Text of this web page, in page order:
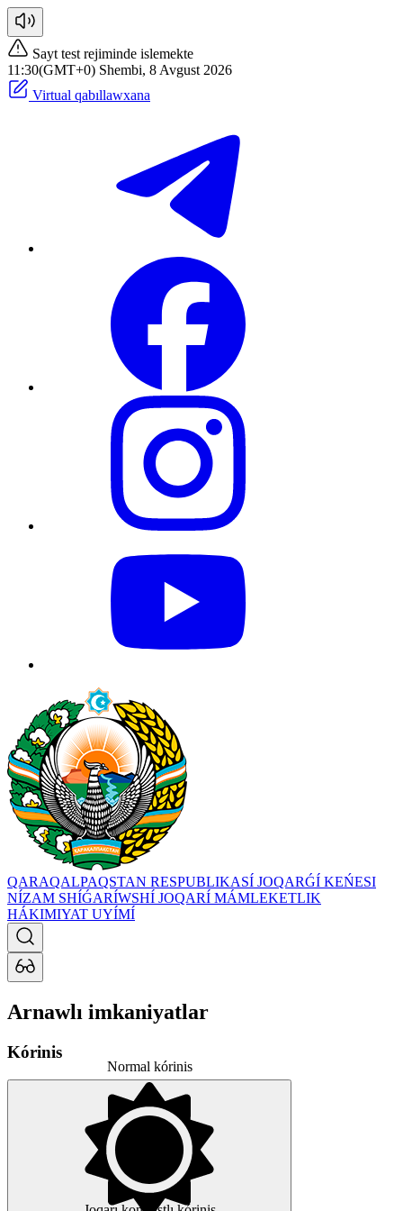
Sayt test rejiminde islemekte
11:30(GMT+0) Shembi, 8 Avgust 2026
Virtual qabıllawxana
QARAQALPAQSTAN RESPUBLIKASÍ JOQARǴÍ KEŃESI
NÍZAM SHÍǴARÍWSHÍ JOQARÍ MÁMLEKETLIK
HÁKIMIYAT UYÍMÍ
Arnawlı imkaniyatlar
Kórinis
Normal kórinis